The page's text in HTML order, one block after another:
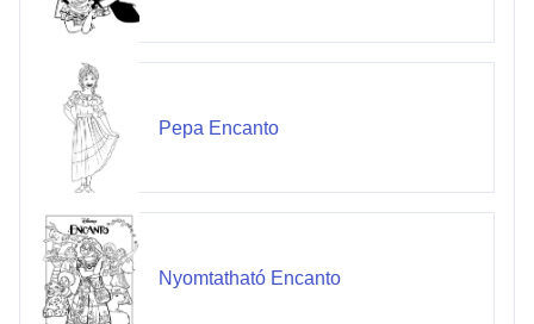
Pepa Encanto
Nyomtatható Encanto